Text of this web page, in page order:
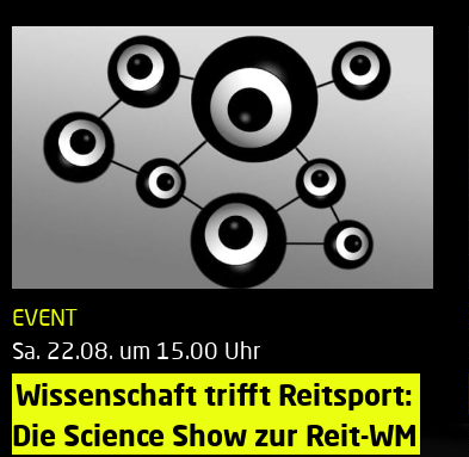
EVENT
Sa. 22.08. um 15.00 Uhr
Wissenschaft trifft Reitsport:
Die Science Show zur Reit-WM